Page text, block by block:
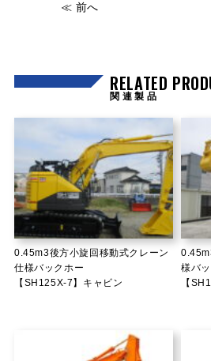
≪ 前へ
RELATED
関連製品
0.45m3後方小旋回移動式クレーン
仕様バックホー
【SH125X-7】キャビン
様バ
【